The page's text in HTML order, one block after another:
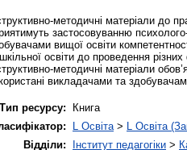
методичні матеріали до
застосовуванню
вищої освіти
освіти до проведення
методичні матеріали
викладачами та
Тип ресурсу:
Книга
L Освіта > L Освіта
Відділи:
Інститут педагогіки >